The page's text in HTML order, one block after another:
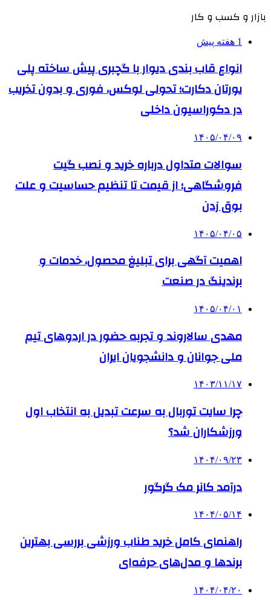
بازار و کسب و کار
1 هفته پیش
انواع قاب بندی دیوار با گچبری پیش ساخته پلی
یورتان دکارت؛ تحولی لوکس، فوری و بدون تخریب
در دکوراسیون داخلی
۱۴۰۵/۰۴/۰۹
سوالات متداول درباره خرید و نصب گیت
فروشگاهی؛ از قیمت تا تنظیم حساسیت و علت
بوق زدن
۱۴۰۵/۰۴/۰۵
اهمیت آگهی برای تبلیغ محصول، خدمات و
برندینگ در صنعت
۱۴۰۵/۰۴/۰۱
مهدی سالاروند و تجربه حضور در اردوهای تیم
ملی جوانان و دانشجویان ایران
۱۴۰۳/۱۱/۱۷
چرا سایت توربال به ‌سرعت تبدیل به انتخاب اول
ورزشکاران شد؟
۱۴۰۴/۰۹/۲۳
درآمد کانر مک گرگور
۱۴۰۴/۰۵/۱۴
راهنمای کامل خرید طناب ورزشی بررسی بهترین
برندها و مدل‌های حرفه‌ای
۱۴۰۴/۰۴/۲۰